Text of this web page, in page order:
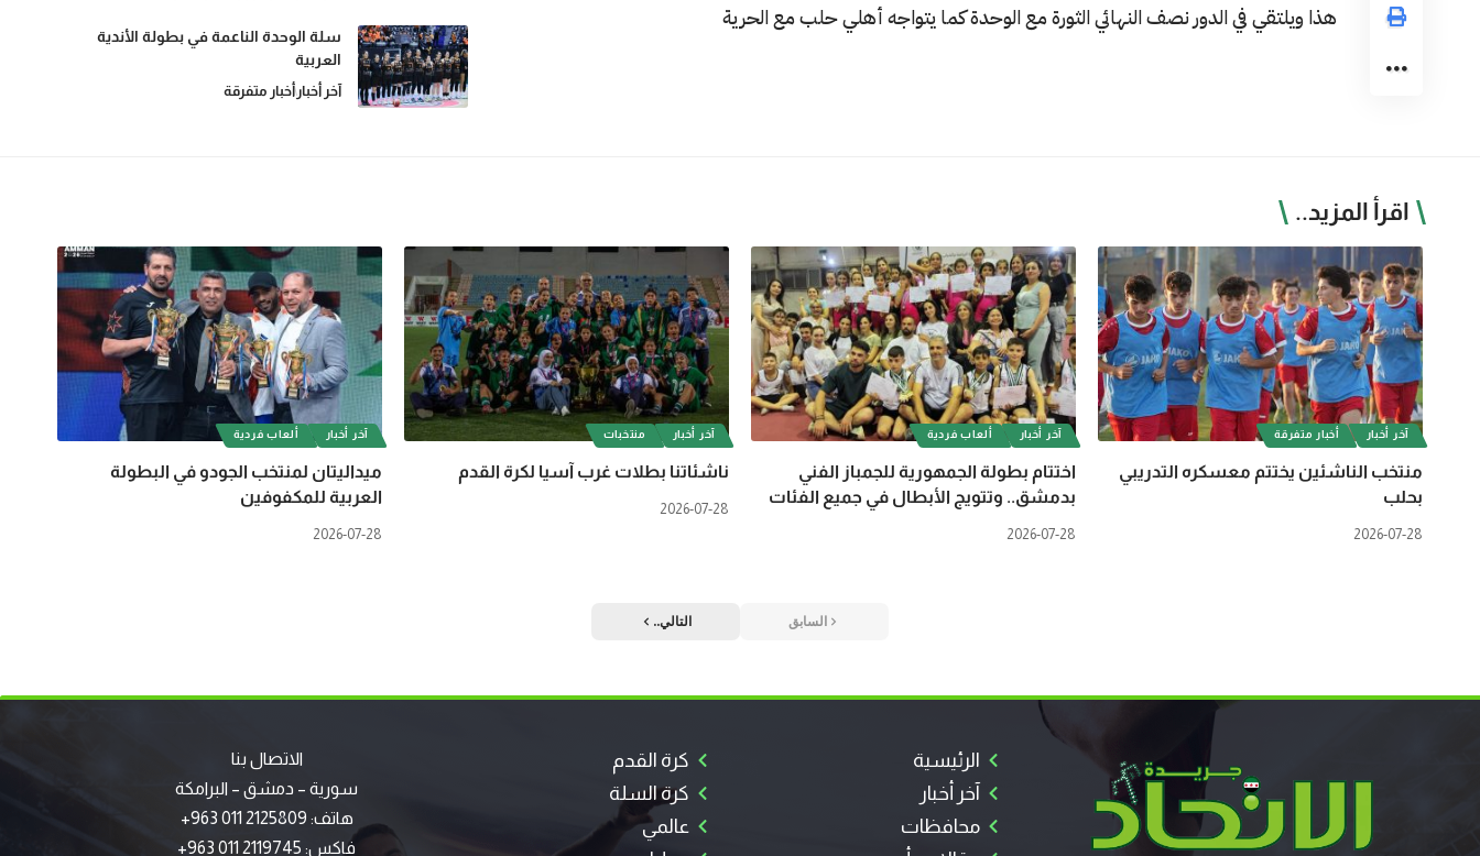
هذا ويلتقي في الدور نصف النهائي الثورة مع الوحدة كما يتواجه أهلي حلب مع الحرية
سلة الوحدة الناعمة في بطولة الأندية
العربية
آخر أخبارأخبار متفرقة
اقرأ المزيد..
آخر أخبار أخبار متفرقة
منتخب الناشئين يختتم معسكره التدريبي
بحلب
2026-07-28
آخر أخبار ألعاب فردية
اختتام بطولة الجمهورية للجمباز الفني
بدمشق.. وتتويج الأبطال في جميع الفئات
2026-07-28
آخر أخبار منتخبات
ناشئاتنا بطلات غرب آسيا لكرة القدم
2026-07-28
آخر أخبار ألعاب فردية
ميداليتان لمنتخب الجودو في البطولة
العربية للمكفوفين
2026-07-28
السابق التالي..
الرئيسية
آخر أخبار
محافظات
كرة القدم
كرة السلة
عالمي
الاتصال بنا
سورية – دمشق – البرامكة
هاتف: 2125809 011 963+
فاكس: 2119745 011 963+